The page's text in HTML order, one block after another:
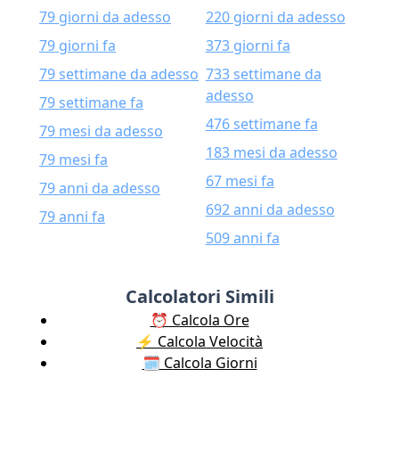
79 giorni da adesso
79 giorni fa
79 settimane da adesso
79 settimane fa
79 mesi da adesso
79 mesi fa
79 anni da adesso
79 anni fa
220 giorni da adesso
373 giorni fa
733 settimane da
adesso
476 settimane fa
183 mesi da adesso
67 mesi fa
692 anni da adesso
509 anni fa
Calcolatori Simili
⏰ Calcola Ore
⚡️ Calcola Velocità
🗓️ Calcola Giorni